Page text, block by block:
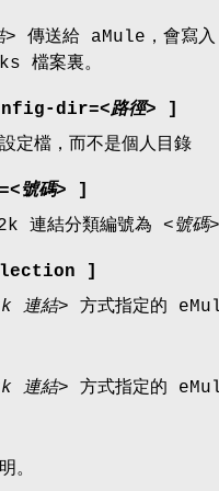
> 傳送給 aMule，會寫
檔案裏。
dir=<路徑>
]
定檔，而不是個人目錄
=<號碼>
]
連結分類編號為 <號碼>
]
連結> 方式指定的
連結> 方式指定的
。